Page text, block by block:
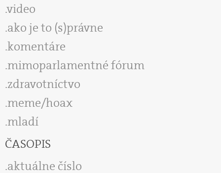
video
ako je to (s)právne
komentáre
mimoparlamentné fórum
zdravotníctvo
meme/hoax
mladí
ČASOPIS
aktuálne číslo